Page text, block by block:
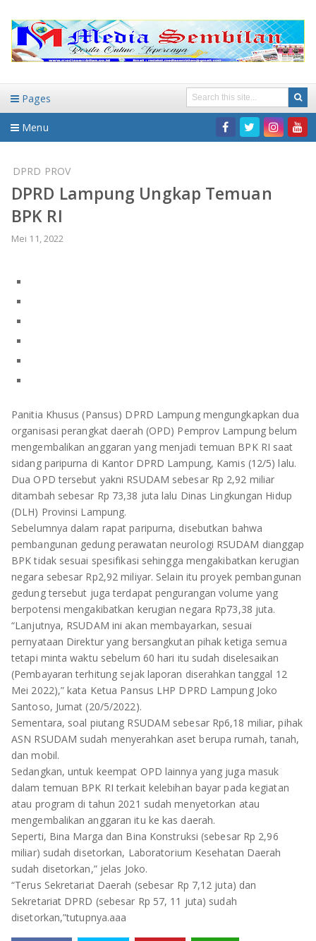
Pages
Menu
DAERAH
NASIONAL
LAMPUNG TIMUR
LAMPUNG BARAT
LAMPUNG SELATAN
PESAWARAN
TANGGAMUS
PESISIR BARAT
TULANG BAWANG
TULANG BAWANG BARAT
WAY KANAN
PRINGSEWU
HUKUM-KRIMINAL
OLAHRAGA
ADVETORIAL
DPRD PROV
DPRD Lampung Ungkap Temuan
BPK RI
Mei 11, 2022
Panitia Khusus (Pansus) DPRD Lampung mengungkapkan dua
organisasi perangkat daerah (OPD) Pemprov Lampung belum
mengembalikan anggaran yang menjadi temuan BPK RI saat
sidang paripurna di Kantor DPRD Lampung, Kamis (12/5) lalu.
Dua OPD tersebut yakni RSUDAM sebesar Rp 2,92 miliar
ditambah sebesar Rp 73,38 juta lalu Dinas Lingkungan Hidup
(DLH) Provinsi Lampung.
Sebelumnya dalam rapat paripurna, disebutkan bahwa
pembangunan gedung perawatan neurologi RSUDAM dianggap
BPK tidak sesuai spesifikasi sehingga mengakibatkan kerugian
negara sebesar Rp2,92 miliyar. Selain itu proyek pembangunan
gedung tersebut juga terdapat pengurangan volume yang
berpotensi mengakibatkan kerugian negara Rp73,38 juta.
“Lanjutnya, RSUDAM ini akan membayarkan, sesuai
pernyataan Direktur yang bersangkutan pihak ketiga semua
tetapi minta waktu sebelum 60 hari itu sudah diselesaikan
(Pembayaran terhitung sejak laporan diserahkan tanggal 12
Mei 2022),” kata Ketua Pansus LHP DPRD Lampung Joko
Santoso, Jumat (20/5/2022).
Sementara, soal piutang RSUDAM sebesar Rp6,18 miliar, pihak
ASN RSUDAM sudah menyerahkan aset berupa rumah, tanah,
dan mobil.
Sedangkan, untuk keempat OPD lainnya yang juga masuk
dalam temuan BPK RI terkait kelebihan bayar pada kegiatan
atau program di tahun 2021 sudah menyetorkan atau
mengembalikan anggaran itu ke kas daerah.
Seperti, Bina Marga dan Bina Konstruksi (sebesar Rp 2,96
miliar) sudah disetorkan, Laboratorium Kesehatan Daerah
sudah disetorkan,” jelas Joko.
“Terus Sekretariat Daerah (sebesar Rp 7,12 juta) dan
Sekretariat DPRD (sebesar Rp 57, 11 juta) sudah
disetorkan,”tutupnya.aaa